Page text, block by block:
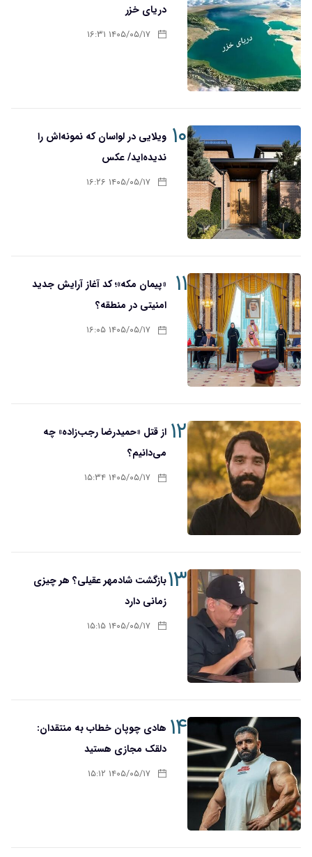
دریای خزر
۱۴۰۵/۰۵/۱۷ ۱۶:۳۱
۱۰ ویلایی در لواسان که نمونه‌اش را
ندیده‌اید/ عکس
۱۴۰۵/۰۵/۱۷ ۱۶:۲۶
۱۱
«پیمان مکه»؛ کد آغاز آرایش جدید
امنیتی در منطقه؟
۱۴۰۵/۰۵/۱۷ ۱۶:۰۵
۱۲ از قتل «حمیدرضا رجب‌زاده» چه
می‌دانیم؟
۱۴۰۵/۰۵/۱۷ ۱۵:۳۴
۱۳بازگشت شادمهر عقیلی؟ هر چیزی
زمانی دارد
۱۴۰۵/۰۵/۱۷ ۱۵:۱۵
۱۴ هادی چوپان خطاب به منتقدان:
دلقک مجازی هستید
۱۴۰۵/۰۵/۱۷ ۱۵:۱۲